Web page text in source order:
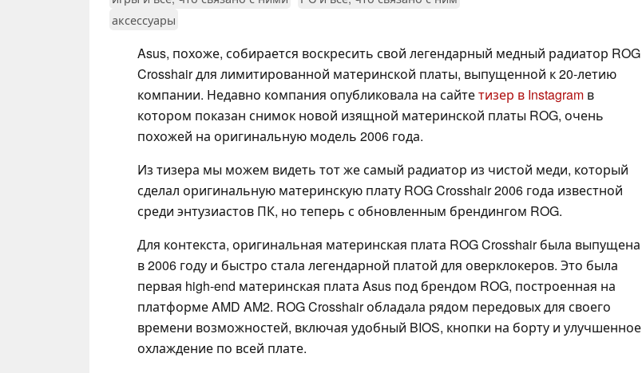
аксессуары
Asus, похоже, собирается воскресить свой легендарный медный радиатор ROG
Crosshair для лимитированной материнской платы, выпущенной к 20-летию
компании. Недавно компания опубликовала на сайтетизер в Instagram в
котором показан снимок новой изящной материнской платы ROG, очень
похожей на оригинальную модель 2006 года.
Из тизера мы можем видеть тот же самый радиатор из чистой меди, который
сделал оригинальную материнскую плату ROG Crosshair 2006 года известной
среди энтузиастов ПК, но теперь с обновленным брендингом ROG.
Для контекста, оригинальная материнская плата ROG Crosshair была выпущена
в 2006 году и быстро стала легендарной платой для оверклокеров. Это была
первая high-end материнская плата Asus под брендом ROG, построенная на
платформе AMD AM2. ROG Crosshair обладала рядом передовых для своего
времени возможностей, включая удобный BIOS, кнопки на борту и улучшенное
охлаждение по всей плате.